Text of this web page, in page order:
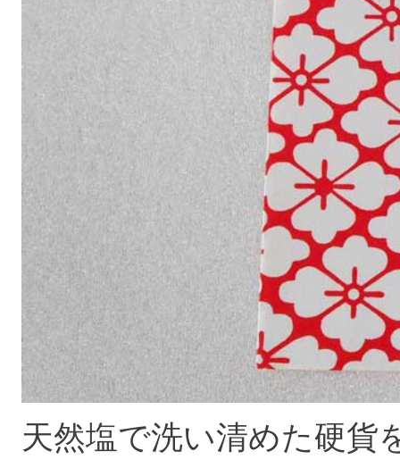
天然塩で洗い清めた硬貨